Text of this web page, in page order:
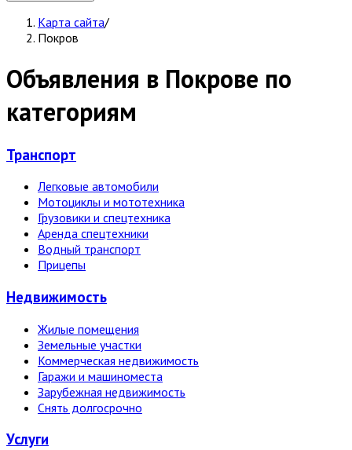
Карта сайта/
Покров
Объявления в Покрове по
категориям
Транспорт
Легковые автомобили
Мотоциклы и мототехника
Грузовики и спецтехника
Аренда спецтехники
Водный транспорт
Прицепы
Недвижи­мость
Жилые помещения
Земельные участки
Коммерческая недвижимость
Гаражи и машиноместа
Зарубежная недвижимость
Снять долгосрочно
Услуги